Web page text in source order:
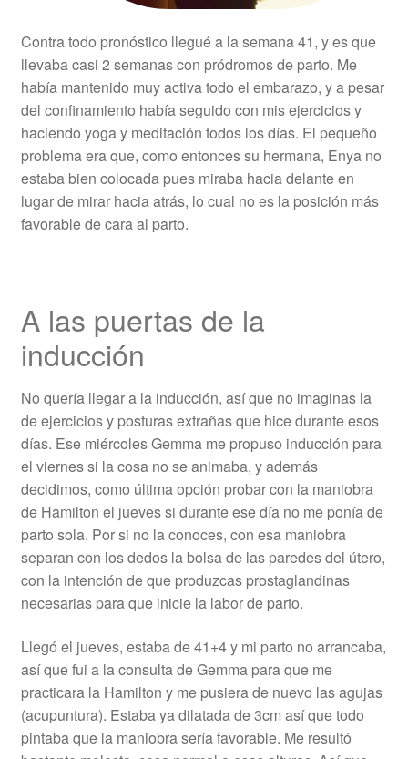
Contra todo pronóstico llegué a la semana 41, y es que
llevaba casi 2 semanas con pródromos de parto. Me
había mantenido muy activa todo el embarazo, y a pesar
del confinamiento había seguido con mis ejercicios y
haciendo yoga y meditación todos los días. El pequeño
problema era que, como entonces su hermana, Enya no
estaba bien colocada pues miraba hacia delante en
lugar de mirar hacia atrás, lo cual no es la posición más
favorable de cara al parto.
A las puertas de la
inducción
No quería llegar a la inducción, así que no imaginas la
de ejercicios y posturas extrañas que hice durante esos
días. Ese miércoles Gemma me propuso inducción para
el viernes si la cosa no se animaba, y además
decidimos, como última opción probar con la maniobra
de Hamilton el jueves si durante ese día no me ponía de
parto sola. Por si no la conoces, con esa maniobra
separan con los dedos la bolsa de las paredes del útero,
con la intención de que produzcas prostaglandinas
necesarias para que inicie la labor de parto.
Llegó el jueves, estaba de 41+4 y mi parto no arrancaba,
así que fui a la consulta de Gemma para que me
practicara la Hamilton y me pusiera de nuevo las agujas
(acupuntura). Estaba ya dilatada de 3cm así que todo
pintaba que la maniobra sería favorable. Me resultó